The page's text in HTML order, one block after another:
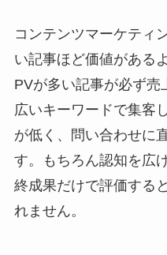
コンテンツマーケティ
い記事ほど価値がある
PVが多い記事が必ず売
広いキーワードで集客
が低く、問い合わせに
す。もちろん認知を広
終成果だけで評価する
れません。